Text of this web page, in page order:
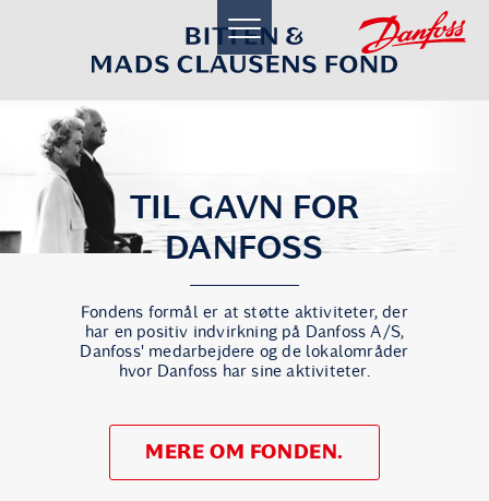
toggle
navigation
TIL GAVN FOR
DANFOSS
Fondens formål er at støtte aktiviteter, der
har en positiv indvirkning på Danfoss A/S,
Danfoss' medarbejdere og de lokalområder
hvor Danfoss har sine aktiviteter.
MERE OM FONDEN.